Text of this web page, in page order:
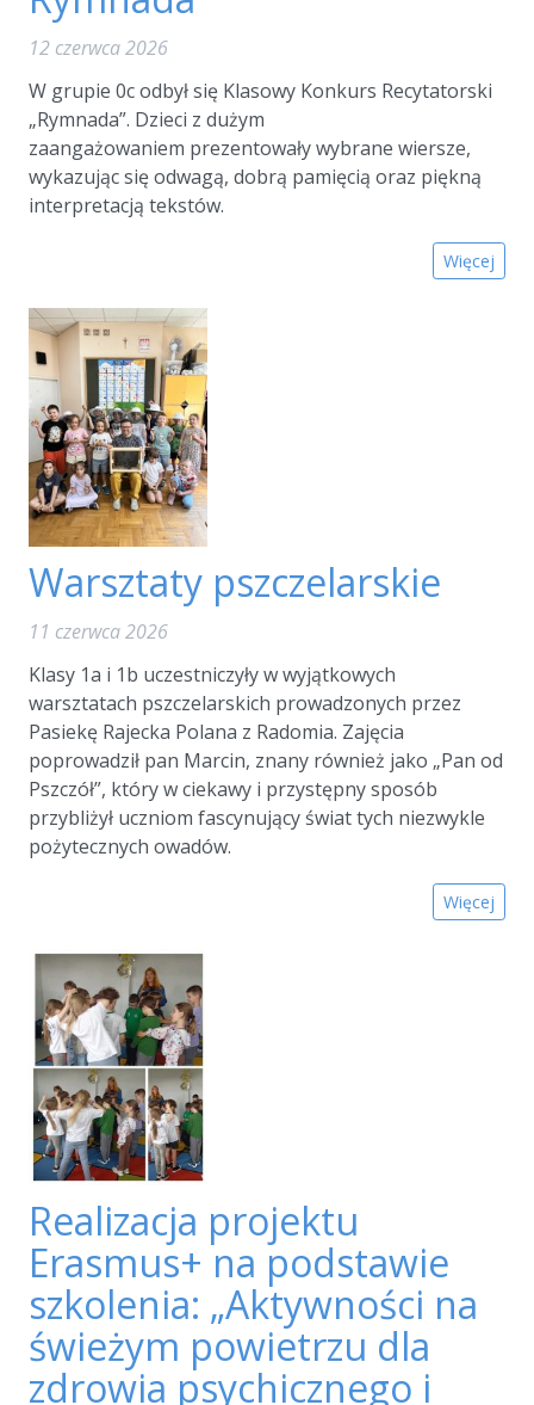
12 czerwca 2026
W grupie 0c odbył się Klasowy Konkurs Recytatorski
„Rymnada”. Dzieci z dużym
zaangażowaniem prezentowały wybrane wiersze,
wykazując się odwagą, dobrą pamięcią oraz piękną
interpretacją tekstów.
Więcej
Warsztaty pszczelarskie
11 czerwca 2026
Klasy 1a i 1b uczestniczyły w wyjątkowych
warsztatach pszczelarskich prowadzonych przez
Pasiekę Rajecka Polana z Radomia. Zajęcia
poprowadził pan Marcin, znany również jako „Pan od
Pszczół”, który w ciekawy i przystępny sposób
przybliżył uczniom fascynujący świat tych niezwykle
pożytecznych owadów.
Więcej
Realizacja projektu
Erasmus+ na podstawie
szkolenia: „Aktywności na
świeżym powietrzu dla
zdrowia psychicznego i